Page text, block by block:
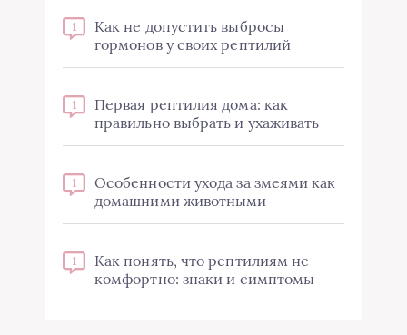
1
Как не допустить выбросы
гормонов у своих рептилий
1
Первая рептилия дома: как
правильно выбрать и ухаживать
1
Особенности ухода за змеями как
домашними животными
1
Как понять, что рептилиям не
комфортно: знаки и симптомы